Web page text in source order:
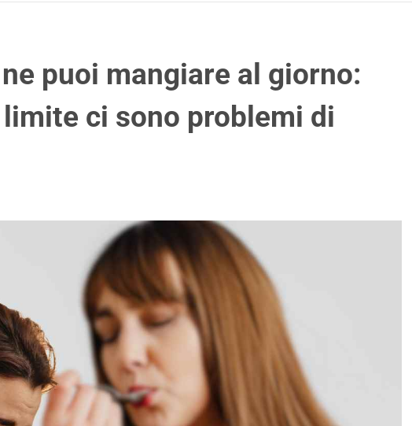
puoi mangiare al giorno:
ci sono problemi di